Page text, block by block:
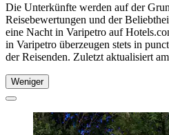
Die Unterkünfte werden auf der
Reisebewertungen und der
eine Nacht in Varipetro auf
in Varipetro überzeugen stets in
der Reisenden. Zuletzt aktualisiert am
Weniger